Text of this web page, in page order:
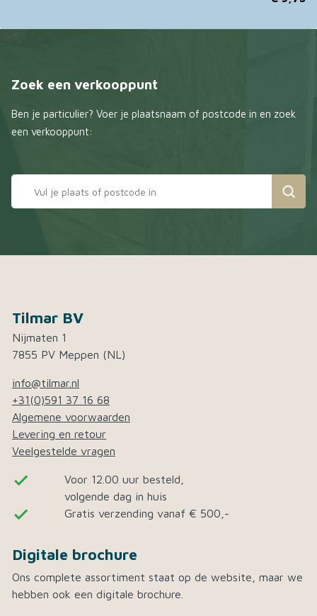
Zoek een verkooppunt
Ben je particulier? Voer je plaatsnaam of postcode in en zoek
een verkooppunt:
Tilmar BV
Nijmaten 1
7855 PV Meppen (NL)
info@tilmar.nl
+31(0)591 37 16 68
Algemene voorwaarden
Levering en retour
Veelgestelde vragen
done
Voor 12.00 uur besteld,
volgende dag in huis
done Gratis verzending vanaf € 500,-
Digitale brochure
Ons complete assortiment staat op de website, maar we
hebben ook een digitale brochure.